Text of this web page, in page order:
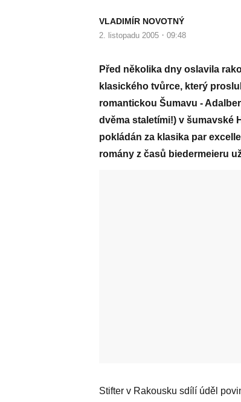
VLADIMÍR NOVOTNÝ
2. listopadu 2005 · 09:48
Před několika dny oslavila
klasického tvůrce, který
romantickou Šumavu -
dvěma staletími!) v šumavské
pokládán za klasika par
romány z časů biedermeieru
Stifter v Rakousku sdílí úděl